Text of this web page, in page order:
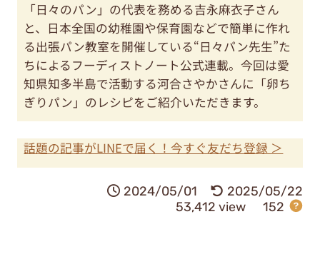
「日々のパン」の代表を務める吉永麻衣子さん
と、日本全国の幼稚園や保育園などで簡単に作れ
る出張パン教室を開催している“日々パン先生”た
ちによるフーディストノート公式連載。今回は愛
知県知多半島で活動する河合さやかさんに「卵ち
ぎりパン」のレシピをご紹介いただきます。
話題の記事がLINEで届く！今すぐ友だち登録 ＞
2024/05/01
2025/05/22
53,412 view
152